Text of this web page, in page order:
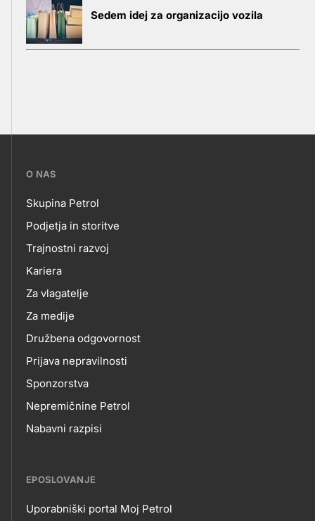
Sedem idej za organizacijo vozila
???
skupno.footer-
title???
O NAS
O
NAS
Skupina Petrol
Podjetja in storitve
Trajnostni razvoj
Kariera
Za vlagatelje
Za medije
Družbena odgovornost
Prijava nepravilnosti
Sponzorstva
Nepremičnine Petrol
Nabavni razpisi
EPOSLOVANJE
Uporabniški portal Moj Petrol